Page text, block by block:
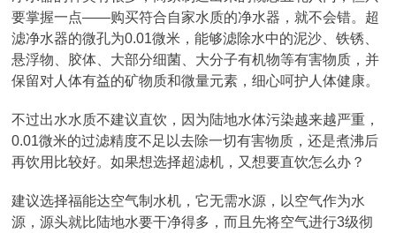
要掌握一点——购买符合自家水质的净水器，就不会错。超
滤净水器的微孔为0.01微米，能够滤除水中的泥沙、铁锈、
悬浮物、胶体、大部分细菌、大分子有机物等有害物质，并
保留对人体有益的矿物质和微量元素，细心呵护人体健康。
不过出水水质不建议直饮，因为陆地水体污染越来越严重，
0.01微米的过滤精度不足以去除一切有害物质，还是煮沸后
再饮用比较好。如果想选择超滤机，又想要直饮怎么办？
建议选择福能达空气制水机，它无需水源，以空气作为水
源，源头就比陆地水要干净得多，而且先将空气进行3级彻